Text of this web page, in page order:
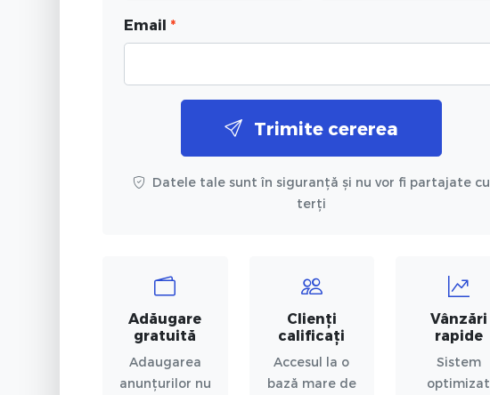
Email *
Trimite cererea
Datele tale sunt în siguranță și nu vor fi partajate cu
terți
Adăugare
gratuită
Adaugarea
anunțurilor nu
Clienți
calificați
Accesul la o
bază mare de
Vânzări
rapide
Sistem
optimizat